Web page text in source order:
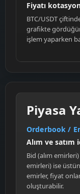
Fiyatı
BTC/USDT
grafikte
işlem yaparken
Piyasa
Orderbook /
Alım ve
Bid (alım
emirleri) ise
emirler, fiyat
oluşturabilir.